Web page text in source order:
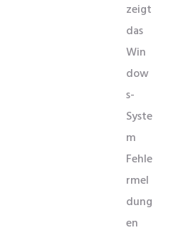
zeigt
das
Win
dow
s-
Syste
m
Fehle
rmel
dung
en